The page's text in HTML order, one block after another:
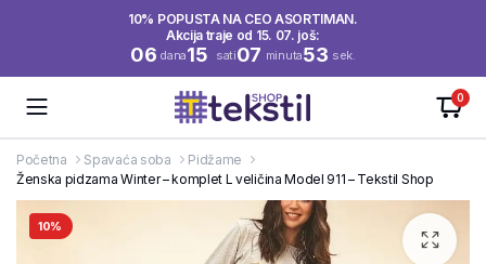
10% POPUSTA NA CEO ASORTIMAN.
Akcija traje od 15. 07. još:
06 dana15 sati07 minuta53 sek.
0
Početna Spavaća soba
Pidžame
Ženska pidzama Winter – komplet L veličina Model 911 – Tekstil Shop
10%